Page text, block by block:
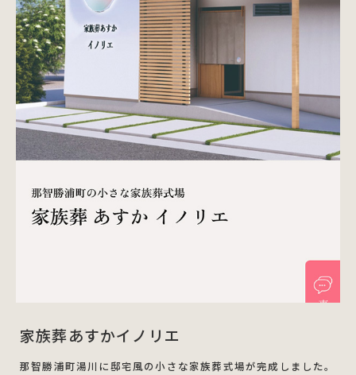
家族葬あすかイノリエ
那智勝浦町湯川に邸宅風の小さな家族葬式場が完成しました。